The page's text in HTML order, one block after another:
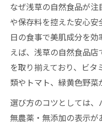
常識
オーガニック
術
ヘルシーランチが
浅草オーガニ
の秘訣
シワ改善に最
なぜ浅草の自然食品が
や保存料を控えた安心
日の食事で美肌成分を
えば、浅草の自然食品
を取り揃えており、ビ
類やトマト、緑黄色野菜
選び方のコツとしては、
無農薬・無添加の表示